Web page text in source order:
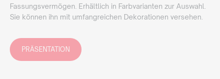
Fassungsvermögen. Erhältlich in Farbvarianten zur Auswahl.
Sie können ihn mit umfangreichen Dekorationen versehen.
PRÄSENTATION